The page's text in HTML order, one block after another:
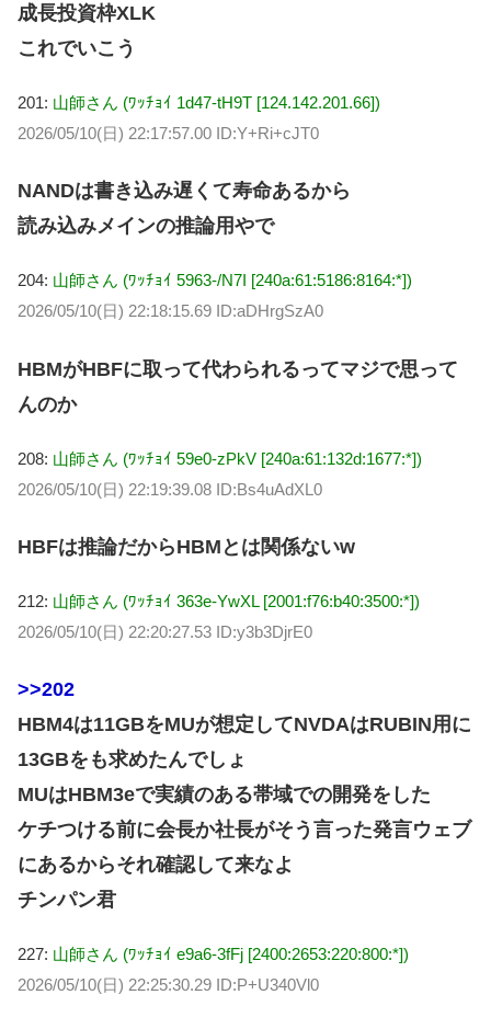
成長投資枠XLK
これでいこう
201: 山師さん (ﾜｯﾁｮｲ 1d47-tH9T [124.142.201.66])
2026/05/10(日) 22:17:57.00 ID:Y+Ri+cJT0
NANDは書き込み遅くて寿命あるから
読み込みメインの推論用やで
204: 山師さん (ﾜｯﾁｮｲ 5963-/N7I [240a:61:5186:8164:*])
2026/05/10(日) 22:18:15.69 ID:aDHrgSzA0
HBMがHBFに取って代わられるってマジで思って
んのか
208: 山師さん (ﾜｯﾁｮｲ 59e0-zPkV [240a:61:132d:1677:*])
2026/05/10(日) 22:19:39.08 ID:Bs4uAdXL0
HBFは推論だからHBMとは関係ないw
212: 山師さん (ﾜｯﾁｮｲ 363e-YwXL [2001:f76:b40:3500:*])
2026/05/10(日) 22:20:27.53 ID:y3b3DjrE0
>>202
HBM4は11GBをMUが想定してNVDAはRUBIN用に
13GBをも求めたんでしょ
MUはHBM3eで実績のある帯域での開発をした
ケチつける前に会長か社長がそう言った発言ウェブ
にあるからそれ確認して来なよ
チンパン君
227: 山師さん (ﾜｯﾁｮｲ e9a6-3fFj [2400:2653:220:800:*])
2026/05/10(日) 22:25:30.29 ID:P+U340Vl0